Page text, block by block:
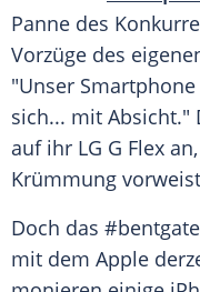
Panne des
Vorzüge des
"Unser Smartphone
sich... mit Absicht."
auf ihr LG G Flex
Krümmung
Doch das
mit dem Apple